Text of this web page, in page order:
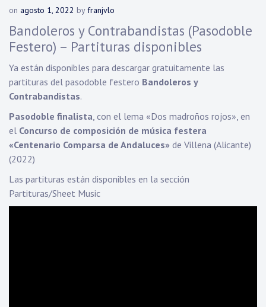
on agosto 1, 2022 byfranjvlo
Bandoleros y Contrabandistas (Pasodoble
Festero) – Partituras disponibles
Ya están disponibles para descargar gratuitamente las
partituras del pasodoble festero Bandoleros y
Contrabandistas.
Pasodoble finalista, con el lema «Dos madroños rojos», en
el Concurso de composición de música festera
«Centenario Comparsa de Andaluces» de Villena (Alicante)
(2022)
Las partituras están disponibles en la sección
Partituras/Sheet Music